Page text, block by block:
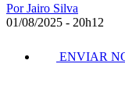
Por Jairo Silva
01/08/2025 - 20h12
ENVIAR